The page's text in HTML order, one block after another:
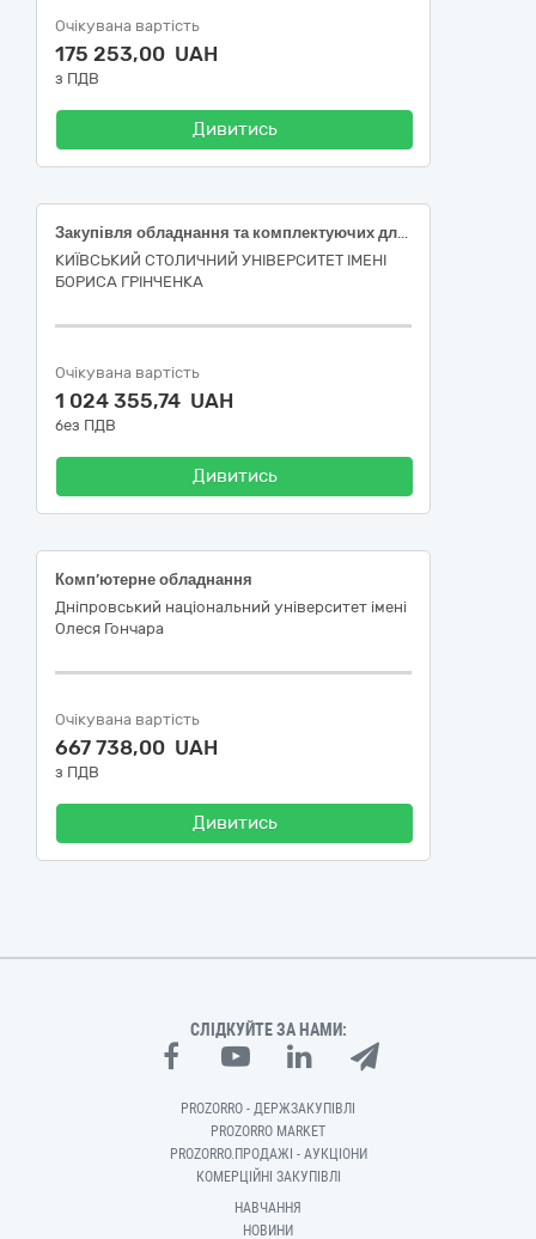
Очікувана вартість
175 253,00 UAH
з ПДВ
Дивитись
Закупівля обладнання та комплектуючих для забезпечення функціонування й розвитку навчально-дослідницького простору 3D Hub відповідно до Міжнародного грантового проєкту ЄС Еразмус+ «Мікрокваліфікація з адитивного виробництва для персоналізованої реабілітації та відновлення після воєнних травм» -AM-Heal, № 2025-1-IE02-KA220-HED-000356678 (Грантова Угода № 2025-1-IE02-KA220-HED-000356678) ДК 021:2015: 30230000-0 — Комп’ютерне обладнання.
КИЇВСЬКИЙ СТОЛИЧНИЙ УНІВЕРСИТЕТ ІМЕНІ
БОРИСА ГРІНЧЕНКА
Очікувана вартість
1 024 355,74 UAH
без ПДВ
Дивитись
Комп’ютерне обладнання
Дніпровський національний університет імені
Олеся Гончара
Очікувана вартість
667 738,00 UAH
з ПДВ
Дивитись
СЛІДКУЙТЕ ЗА НАМИ:
PROZORRO - ДЕРЖЗАКУПІВЛІ
PROZORRO MARKET
PROZORRO.ПРОДАЖІ - АУКЦІОНИ
КОМЕРЦІЙНІ ЗАКУПІВЛІ
НАВЧАННЯ
НОВИНИ